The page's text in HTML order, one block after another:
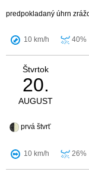
predpokladaný úhrn
10 km/h 40%
Štvrtok
20.
AUGUST
prvá štvrť
10 km/h 26%